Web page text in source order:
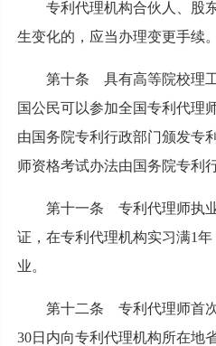
专利代理机构合伙人、股东
生变化的，应当办理变更手续。
第十条 具有高等院校理工
国公民可以参加全国专利代理
由国务院专利行政部门颁发专
师资格考试办法由国务院专利
第十一条 专利代理师执业
证，在专利代理机构实习满1
业。
第十二条 专利代理师首次
30日内向专利代理机构所在地